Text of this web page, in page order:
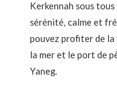
Kerkennah sous
sérénité, calme et
pouvez profiter de la
la mer et le port de
Yaneg.